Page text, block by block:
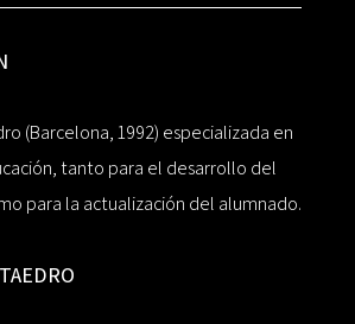
(Barcelona, 1992) especializada en
tanto para el desarrollo del
para la actualización del alumnado.